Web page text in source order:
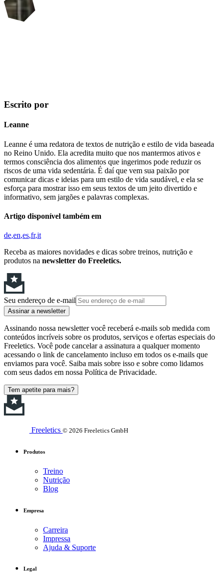
Escrito por
Leanne
Leanne é uma redatora de textos de nutrição e estilo de vida baseada
no Reino Unido. Ela acredita muito que nos mantermos ativos e
termos consciência dos alimentos que ingerimos pode reduzir os
riscos de uma vida sedentária. É daí que vem sua paixão por
comunicar dicas e ideias para um estilo de vida saudável, e ela se
esforça para mostrar isso em seus textos de um jeito divertido e
informativo, sem jargões e palavras complexas.
Artigo disponível também em
de en es fr it
Receba as maiores novidades e dicas sobre treinos, nutrição e
produtos na newsletter do Freeletics.
Seu endereço de e-mail
Assinar a newsletter
Assinando nossa newsletter você receberá e-mails sob medida com
conteúdos incríveis sobre os produtos, serviços e ofertas especiais do
Freeletics. Você pode cancelar a assinatura a qualquer momento
acessando o link de cancelamento incluso em todos os e-mails que
enviamos para você. Saiba mais sobre isso e sobre como lidamos
com seus dados em nossa Política de Privacidade.
Tem apetite para mais?
Freeletics © 2026 Freeletics GmbH
Produtos
Treino
Nutrição
Blog
Empresa
Carreira
Impressa
Ajuda & Suporte
Legal